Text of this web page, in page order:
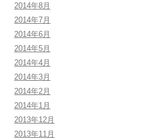
2014年8月
2014年7月
2014年6月
2014年5月
2014年4月
2014年3月
2014年2月
2014年1月
2013年12月
2013年11月